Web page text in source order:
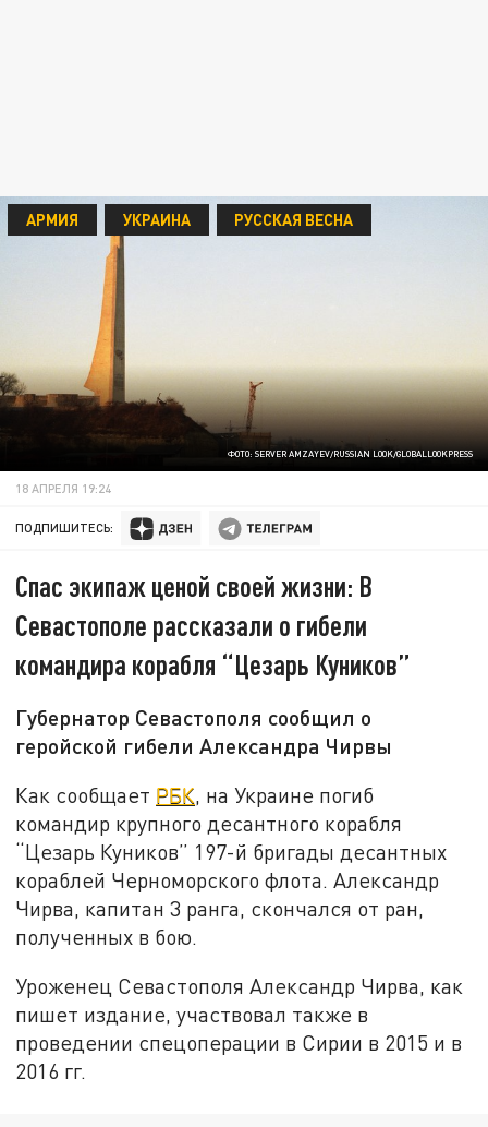
ФОТО: SERVER AMZAYEV/RUSSIAN LOOK/GLOBALLOOKPRESS
АРМИЯ УКРАИНА РУССКАЯ ВЕСНА
18 АПРЕЛЯ 19:24
ПОДПИШИТЕСЬ:
Спас экипаж ценой своей жизни: В
Севастополе рассказали о гибели
командира корабля “Цезарь Куников”
Губернатор Севастополя сообщил о
геройской гибели Александра Чирвы
Как сообщает РБК, на Украине погиб
командир крупного десантного корабля
“Цезарь Куников” 197-й бригады десантных
кораблей Черноморского флота. Александр
Чирва, капитан 3 ранга, скончался от ран,
полученных в бою.
Уроженец Севастополя Александр Чирва, как
пишет издание, участвовал также в
проведении спецоперации в Сирии в 2015 и в
2016 гг.